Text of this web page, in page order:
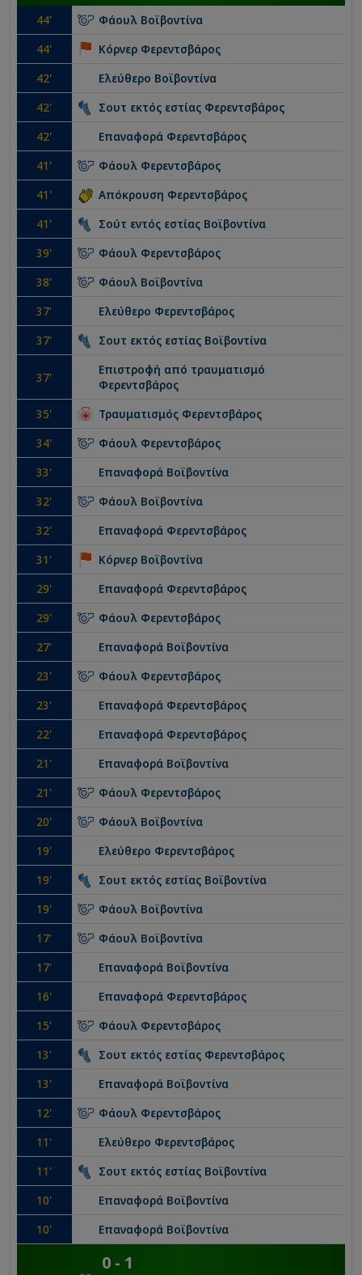
44' Φάουλ Βοϊβοντίνα
44' Κόρνερ Φερεντσβάρος
42' Ελεύθερο Βοϊβοντίνα
42' Σουτ εκτός εστίας Φερεντσβάρος
42' Επαναφορά Φερεντσβάρος
41 ' Φάουλ Φερεντσβάρος
41 ' Απόκρουση Φερεντσβάρος
41 ' Σούτ εντός εστίας Βοϊβοντίνα
39' Φάουλ Φερεντσβάρος
38' Φάουλ Βοϊβοντίνα
37' Ελεύθερο Φερεντσβάρος
37' Σουτ εκτός εστίας Βοϊβοντίνα
37'
Επιστροφή από τραυματισμό
Φερεντσβάρος
35' Τραυματισμός Φερεντσβάρος
34' Φάουλ Φερεντσβάρος
33' Επαναφορά Βοϊβοντίνα
32' Φάουλ Βοϊβοντίνα
32' Επαναφορά Φερεντσβάρος
31 ' Κόρνερ Βοϊβοντίνα
29' Επαναφορά Φερεντσβάρος
29' Φάουλ Φερεντσβάρος
27' Επαναφορά Βοϊβοντίνα
23' Φάουλ Φερεντσβάρος
23' Επαναφορά Φερεντσβάρος
22' Επαναφορά Φερεντσβάρος
21 ' Επαναφορά Βοϊβοντίνα
21 ' Φάουλ Φερεντσβάρος
20' Φάουλ Βοϊβοντίνα
19' Ελεύθερο Φερεντσβάρος
19' Σουτ εκτός εστίας Βοϊβοντίνα
19' Φάουλ Βοϊβοντίνα
17' Φάουλ Βοϊβοντίνα
17' Επαναφορά Βοϊβοντίνα
16' Επαναφορά Φερεντσβάρος
15' Φάουλ Φερεντσβάρος
13' Σουτ εκτός εστίας Φερεντσβάρος
13' Επαναφορά Βοϊβοντίνα
12' Φάουλ Φερεντσβάρος
11 ' Ελεύθερο Φερεντσβάρος
11 ' Σουτ εκτός εστίας Βοϊβοντίνα
10' Επαναφορά Βοϊβοντίνα
10' Επαναφορά Βοϊβοντίνα
0 - 1